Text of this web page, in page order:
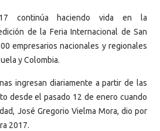
continúa haciendo vida en la
de la Feria Internacional de San
empresarios nacionales y regionales
y Colombia.
ingresan diariamente a partir de las
desde el pasado 12 de enero cuando
José Gregorio Vielma Mora, dio por
2017.